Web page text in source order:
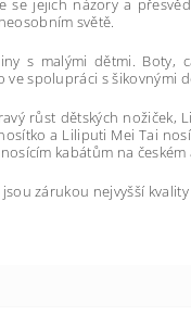
se jejich názory a
světě.
s malými dětmi. Boty,
spolupráci s šikovnými
růst dětských
a Liliputi Mei Tai
kabátům na českém
zárukou nejvyšší kvality